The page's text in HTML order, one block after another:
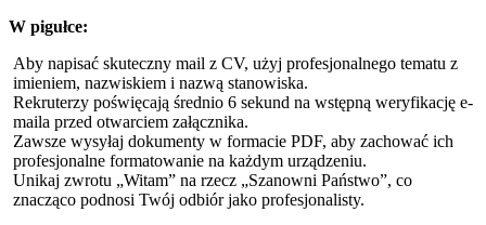
W pigułce:
Aby napisać skuteczny mail z CV, użyj profesjonalnego tematu z
imieniem, nazwiskiem i nazwą stanowiska.
Rekruterzy poświęcają średnio 6 sekund na wstępną weryfikację e-
maila przed otwarciem załącznika.
Zawsze wysyłaj dokumenty w formacie PDF, aby zachować ich
profesjonalne formatowanie na każdym urządzeniu.
Unikaj zwrotu „Witam” na rzecz „Szanowni Państwo”, co
znacząco podnosi Twój odbiór jako profesjonalisty.